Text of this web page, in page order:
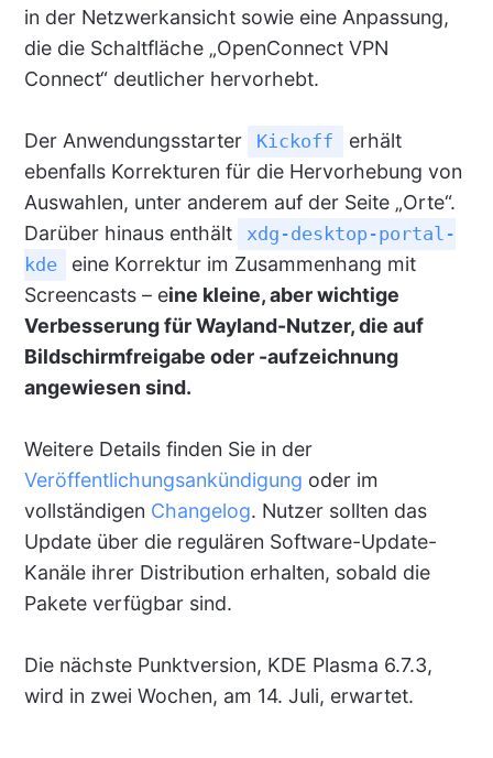
in der Netzwerkansicht sowie eine Anpassung,
die die Schaltfläche „OpenConnect VPN
Connect“ deutlicher hervorhebt.
Der Anwendungsstarter Kickoff
erhält
ebenfalls Korrekturen für die Hervorhebung von
Auswahlen, unter anderem auf der Seite „Orte“.
Darüber hinaus enthält
xdg-desktop-portal-
kde
eine Korrektur im Zusammenhang mit
Screencasts – eine kleine, aber wichtige
Verbesserung für Wayland-Nutzer, die auf
Bildschirmfreigabe oder -aufzeichnung
angewiesen sind.
Weitere Details finden Sie in der
Veröffentlichungsankündigung oder im
vollständigen Changelog. Nutzer sollten das
Update über die regulären Software-Update-
Kanäle ihrer Distribution erhalten, sobald die
Pakete verfügbar sind.
Die nächste Punktversion, KDE Plasma 6.7.3,
wird in zwei Wochen, am 14. Juli, erwartet.